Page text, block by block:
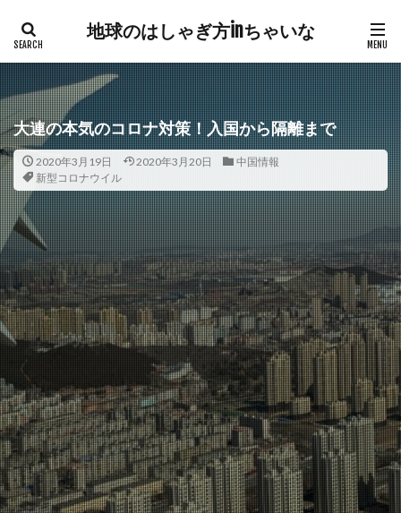
地球のはしゃぎ方inちゃいな
大連の本気のコロナ対策！入国から隔離まで
2020年3月19日 2020年3月20日
中国情報
新型コロナウイル